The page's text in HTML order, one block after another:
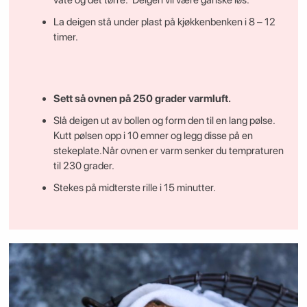
La deigen stå under plast på kjøkkenbenken i 8 – 12
timer.
Sett så ovnen på 250 grader varmluft.
Slå deigen ut av bollen og form den til en lang pølse.
Kutt pølsen opp i 10 emner og legg disse på en
stekeplate.Når ovnen er varm senker du tempraturen
til 230 grader.
Stekes på midterste rille i 15 minutter.